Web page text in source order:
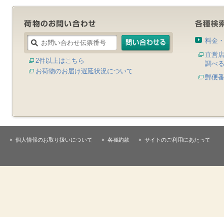
2件以上はこちら
お荷物のお届け遅延状況について
料金
直営
調べる
郵便
個人情報のお取り扱いについて 各種約款 サイトのご利用にあたって